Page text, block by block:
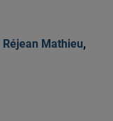
Réjean Mathieu,